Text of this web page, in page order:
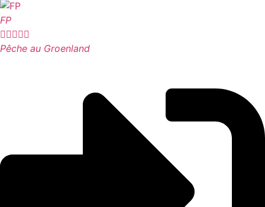
FP

Pêche au Groenland